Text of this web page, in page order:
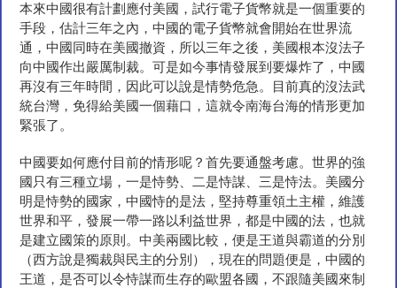
本來中國很有計劃應付美國，試行電子貨幣就是一個重要的
手段，估計三年之內，中國的電子貨幣就會開始在世界流
通，中國同時在美國撤資，所以三年之後，美國根本沒法子
向中國作出嚴厲制裁。可是如今事情發展到要爆炸了，中國
再沒有三年時間，因此可以說是情勢危急。目前真的沒法武
統台灣，免得給美國一個藉口，這就令南海台海的情形更加
緊張了。
中國要如何應付目前的情形呢？首先要通盤考慮。世界的強
國只有三種立場，一是恃勢、二是恃謀、三是恃法。美國分
明是恃勢的國家，中國恃的是法，堅持尊重領土主權，維護
世界和平，發展一帶一路以利益世界，都是中國的法，也就
是建立國策的原則。中美兩國比較，便是王道與霸道的分別
（西方說是獨裁與民主的分別），現在的問題便是，中國的
王道，是否可以令恃謀而生存的歐盟各國，不跟隨美國來制